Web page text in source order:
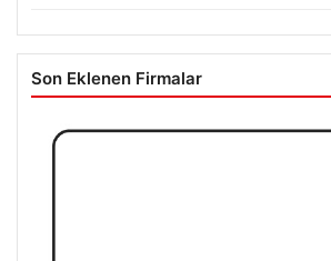
Son Eklenen Firmalar